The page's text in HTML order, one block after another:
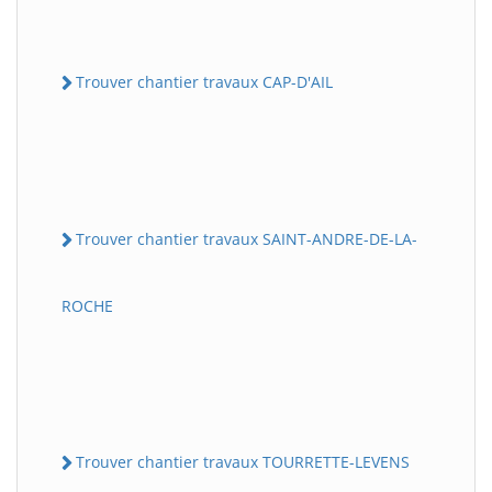
Trouver chantier travaux CAP-D'AIL
Trouver chantier travaux SAINT-ANDRE-DE-LA-
ROCHE
Trouver chantier travaux TOURRETTE-LEVENS